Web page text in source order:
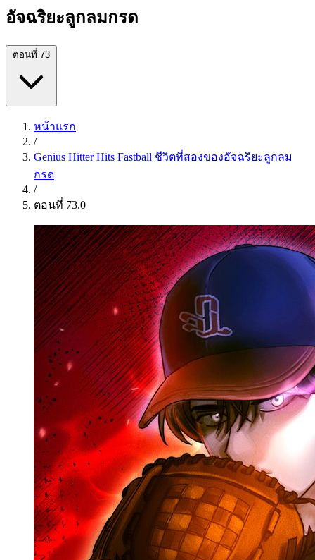
อัจฉริยะลูกลมกรด
ตอนที่ 73
หน้าแรก
/
Genius Hitter Hits Fastball ชีวิตที่สองของอัจฉริยะลูกลม
กรด
/
ตอนที่ 73.0